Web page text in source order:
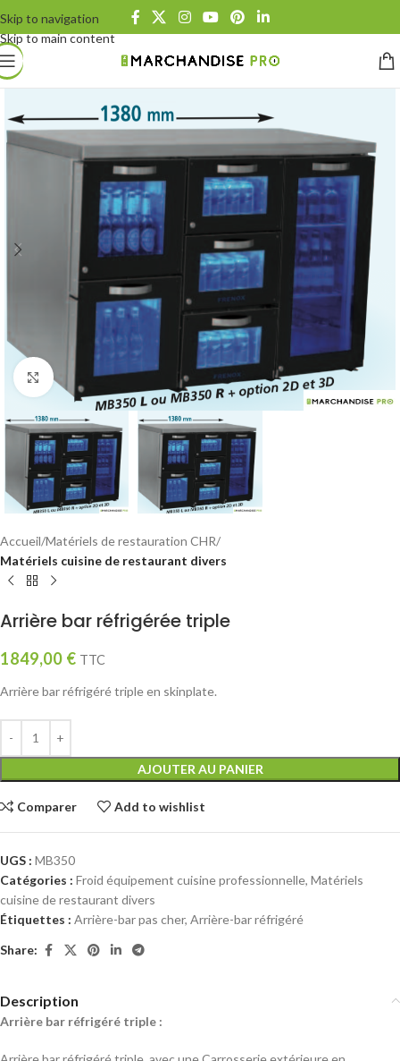
Skip to navigation
Skip to main content
Click to enlarge
Accueil Matériels de restauration CHR
Matériels cuisine de restaurant divers
Arrière bar réfrigérée triple
1849,00 € TTC
Arrière bar réfrigéré triple en skinplate.
AJOUTER AU PANIER
Comparer Add to wishlist
UGS : MB350
Catégories : Froid équipement cuisine professionnelle, Matériels
cuisine de restaurant divers
Étiquettes : Arrière-bar pas cher, Arrière-bar réfrigéré
Share:
Description
Arrière bar réfrigéré triple :